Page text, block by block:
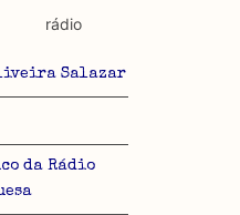
Salazar
da Rádio
rádio